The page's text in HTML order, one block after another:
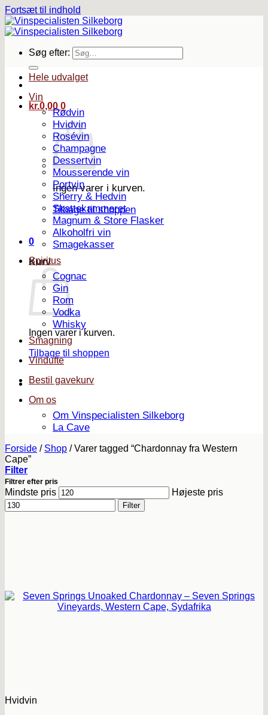
Fortsæt til indhold
Søg efter:
kr.0,00 0
Ingen varer i kurven.
Tilbage til shoppen
0
Kurv
Ingen varer i kurven.
Tilbage til shoppen
Hele udvalget
Vin
Rødvin
Hvidvin
Rosévin
Champagne
Dessertvin
Mousserende vin
Portvin
Sherry & Hedvin
Skattekammeret
Magnum & Store Flasker
Alkoholfri vin
Smagekasser
Spiritus
Cognac
Gin
Rom
Vodka
Whisky
Smagning
Vindufte
Bestil gavekurv
Om os
Om Vinspecialisten Silkeborg
La Cave
Forside / Shop /Varer tagged “Chardonnay fra Western
Cape”
Filter
Filtrer efter pris
Mindste pris Højeste pris
Filter
Hvidvin